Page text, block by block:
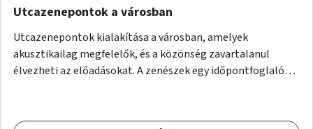
Utcazenepontok a városban
Utcazenepontok kialakítása a városban, amelyek
akusztikailag megfelelők, és a közönség zavartalanul
élvezheti az előadásokat. A zenészek egy időpontfoglalón